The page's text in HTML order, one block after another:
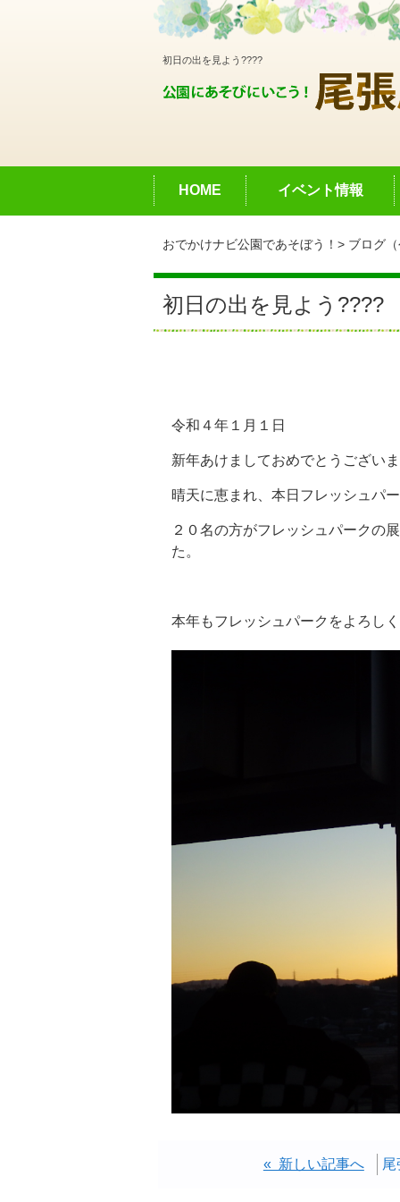
初日の出を見よう????
HOME イベント情報
おでかけナビ公園であそぼう！ ブログ
初日の出を見よう????
令和４年１月１日
新年あけましておめでとうござい
晴天に恵まれ、本日フレッシュパ
２０名の方がフレッシュパークの
た。
本年もフレッシュパークをよろし
« 新しい記事へ